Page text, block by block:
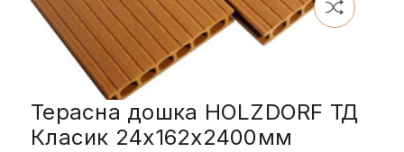
Терасна дошка HOLZDORF ТД
Класик 24х162х2400мм